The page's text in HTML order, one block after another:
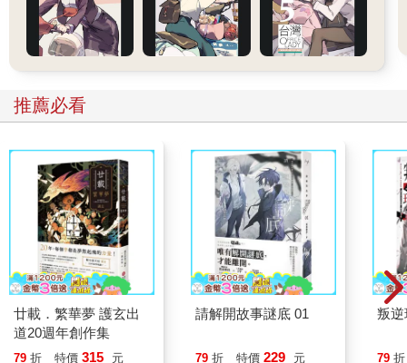
推薦必看
廿載．繁華夢 護玄出
道20週年創作集
79 折 特價 315 元
請解開故事謎底 01
79 折 特價 229 元
叛逆
79 折